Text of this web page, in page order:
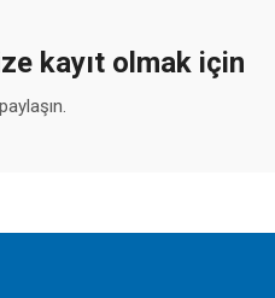
kayıt olmak için